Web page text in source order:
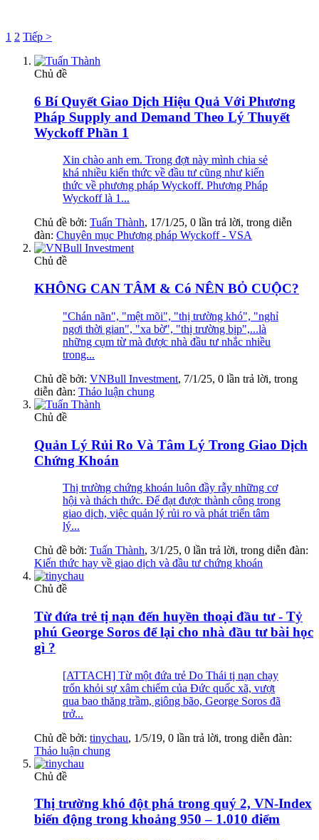
1 2 Tiếp >
Chủ đề
6 Bí Quyết Giao Dịch Hiệu Quả Với Phương
Pháp Supply and Demand Theo Lý Thuyết
Wyckoff Phần 1
Xin chào anh em. Trong đợt này mình chia sẻ
khá nhiều kiến thức về đầu tư cũng như kiến
thức về phương pháp Wyckoff. Phương Pháp
Wyckoff là 1...
Chủ đề bởi: Tuấn Thành, 17/1/25, 0 lần trả lời, trong diễn
đàn: Chuyên mục Phương pháp Wyckoff - VSA
Chủ đề
KHÔNG CAN TÂM & Có NÊN BỎ CUỘC?
"Chán nãn", "mệt mõi", "thị trường khó", "nghỉ
ngơi thời gian", "xa bờ", "thị trường bịp",...là
những cụm từ mà được nhà đầu tư nhắc nhiều
trong...
Chủ đề bởi: VNBull Investment, 7/1/25, 0 lần trả lời, trong
diễn đàn: Thảo luận chung
Chủ đề
Quản Lý Rủi Ro Và Tâm Lý Trong Giao Dịch
Chứng Khoán
Thị trường chứng khoán luôn đầy rẫy những cơ
hội và thách thức. Để đạt được thành công trong
giao dịch, việc quản lý rủi ro và phát triển tâm
lý...
Chủ đề bởi: Tuấn Thành, 3/1/25, 0 lần trả lời, trong diễn đàn:
Kiến thức hay về giao dịch và đầu tư chứng khoán
Chủ đề
Từ đứa trẻ tị nạn đến huyền thoại đầu tư - Tỷ
phú George Soros để lại cho nhà đầu tư bài học
gì ?
[ATTACH] Từ một đứa trẻ Do Thái tị nạn chạy
trốn khỏi sự xâm chiếm của Đức quốc xã, vượt
qua bao thăng trầm, giông bão, George Soros đã
trở...
Chủ đề bởi: tinychau, 1/5/19, 0 lần trả lời, trong diễn đàn:
Thảo luận chung
Chủ đề
Thị trường khó đột phá trong quý 2, VN-Index
biến động trong khoảng 950 – 1.010 điểm